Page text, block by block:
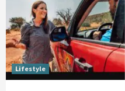
Lifestyle